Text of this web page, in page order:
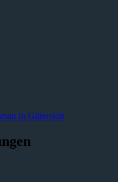
in Gütersloh